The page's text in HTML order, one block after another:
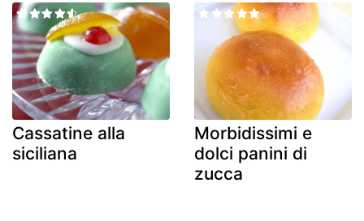
Cassatine alla
siciliana
Morbidissimi e
dolci panini di
zucca